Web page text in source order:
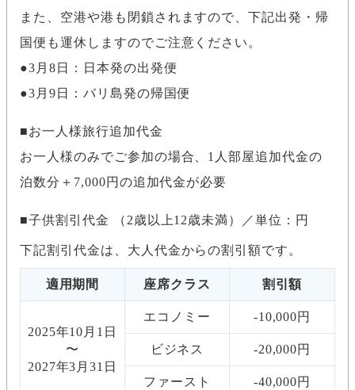
また、空港や港も閉鎖されますので、下記出発・帰
国便も運休しますのでご注意ください。
●3月8日：日本発の出発便
●3月9日：バリ島発の帰国便
お一人様旅行追加代金
お一人様のみでご参加の場合、1人部屋追加代金の
泊数分＋7,000円の追加代金が必要
子供割引代金 （2歳以上12歳未満）／単位：円
下記割引代金は、大人代金からの割引額です。
適用期間 座席クラス 割引額
2025年10月1日
〜
2027年3月31日
エコノミー -10,000円
ビジネス -20,000円
ファースト -40,000円